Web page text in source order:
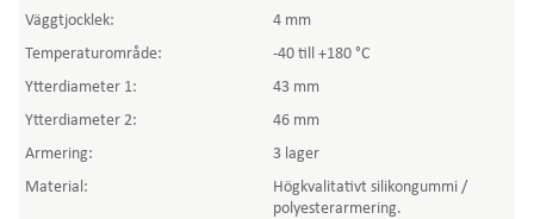
Väggtjocklek:
4 mm
Temperaturområde:
-40 till +180 °C
Ytterdiameter 1:
43 mm
Ytterdiameter 2:
46 mm
Armering:
3 lager
Material:
Högkvalitativt silikongummi /
polyesterarmering.